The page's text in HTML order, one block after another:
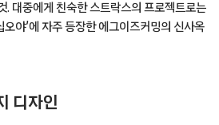
. 대중에게 친숙한 스트락스의 프로젝트로는
야’에 자주 등장한 에그이즈커밍의 신사옥
디자인